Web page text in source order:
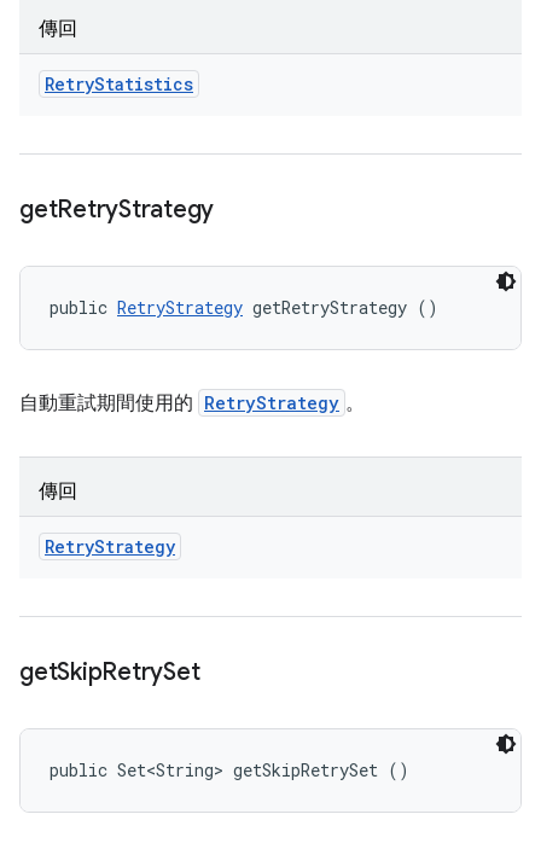
傳回
RetryStatistics
getRetryStrategy
public RetryStrategy getRetryStrategy ()
自動重試期間使用的 RetryStrategy 。
傳回
RetryStrategy
getSkipRetrySet
public Set<String> getSkipRetrySet ()